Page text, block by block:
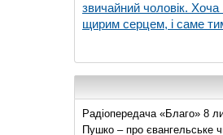
звичайний чоловік. Хоча
щирим серцем, і саме
Радіопередача «Благо» 8
Пушко – про євангельське